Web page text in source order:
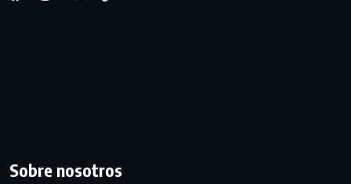
Sobre nosotros